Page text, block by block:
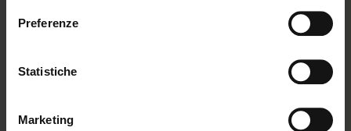
Preferenze
Statistiche
Marketing
specifica. Ogni sessione dura circa 15
Il percorso può essere
completato con i prodotti domiciliari
protocolli professionali.